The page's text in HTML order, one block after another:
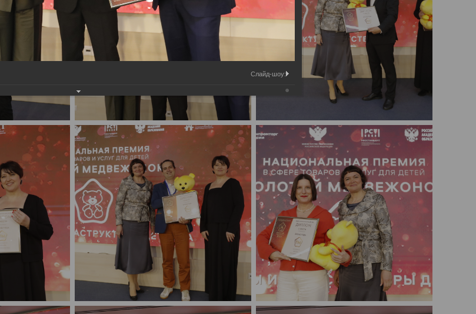
Слайд-шоу: